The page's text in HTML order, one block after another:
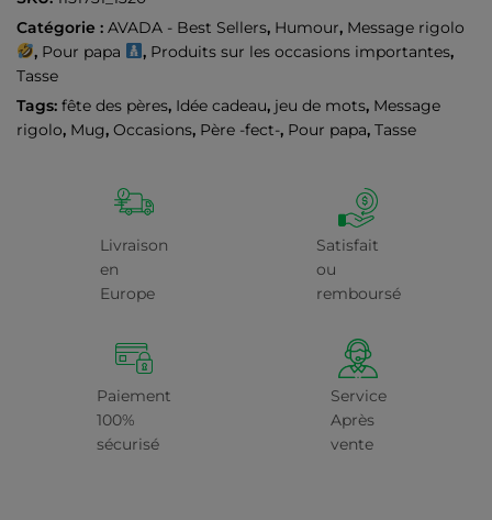
Catégorie : AVADA - Best Sellers, Humour, Message rigolo
, Pour papa , Produits sur les occasions importantes,
Tasse
Tags: fête des pères, Idée cadeau, jeu de mots, Message
rigolo, Mug, Occasions, Père -fect-, Pour papa, Tasse
Livraison
en
Europe
Satisfait
ou
remboursé
Paiement
100%
sécurisé
Service
Après
vente